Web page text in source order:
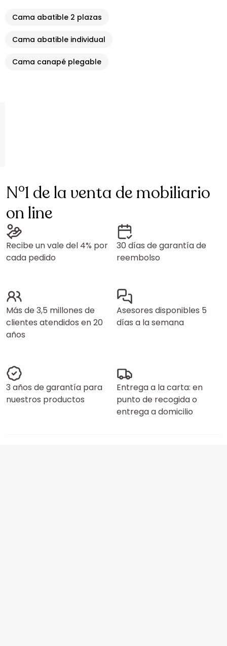
Cama abatible 2 plazas
Cama abatible individual
Cama canapé plegable
N°1 de la venta de mobiliario
on line
Recibe un vale del 4% por
cada pedido
30 días de garantía de
reembolso
Más de 3,5 millones de
clientes atendidos en 20
años
Asesores disponibles 5
días a la semana
3 años de garantía para
nuestros productos
Entrega a la carta: en
punto de recogida o
entrega a domicilio